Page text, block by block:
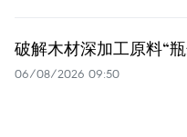
破解木材深加工原料“
06/08/2026 09:50